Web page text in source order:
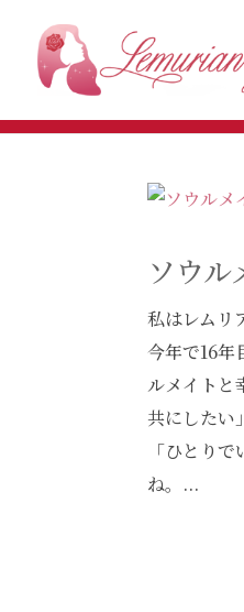
ソウ
私はレムリ
今年で16年
ルメイトと
共にしたい
「ひとり
ね。...